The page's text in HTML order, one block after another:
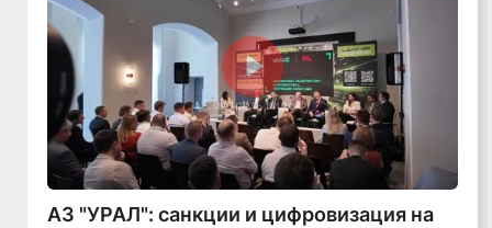
Смотреть видео
АЗ "УРАЛ": санкции и цифровизация на